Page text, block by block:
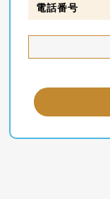
電話番号